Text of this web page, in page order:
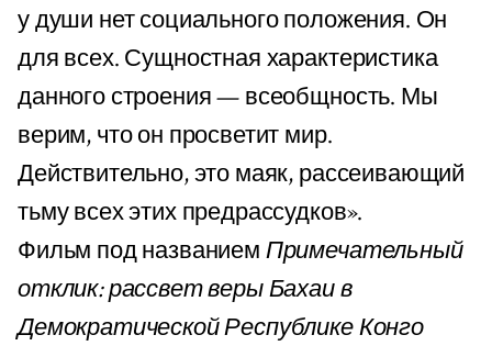
у души нет социального положения. Он
для всех. Сущностная характеристика
данного строения — всеобщность. Мы
верим, что он просветит мир.
Действительно, это маяк, рассеивающий
тьму всех этих предрассудков».
Фильм под названием Примечательный
отклик: рассвет веры Бахаи в
Демократической Республике Конго